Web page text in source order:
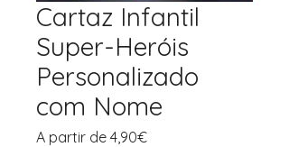
Cartaz Infantil
Super-Heróis
Personalizado
com Nome
A partir de 4,90€Preço